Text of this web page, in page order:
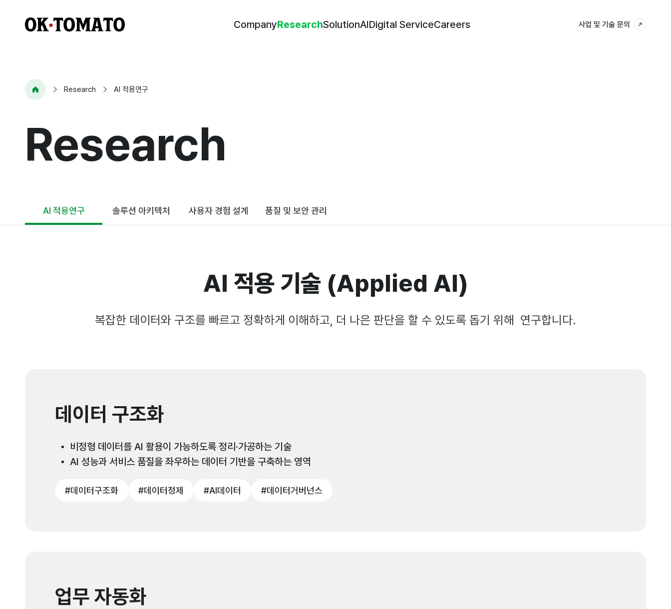
CompanyResearchSolutionAIDigital ServiceCareers
사업 및 기술 문의
Research AI 적용연구
Research
AI 적용연구 솔루션 아키텍처 사용자 경험 설계 품질 및 보안 관리
AI 적용 기술 (Applied AI)
복잡한 데이터와 구조를 빠르고 정확하게 이해하고, 더 나은 판단을 할 수 있도록 돕기 위해 연구합니다.
데이터 구조화
비정형 데이터를 AI 활용이 가능하도록 정리·가공하는 기술
AI 성능과 서비스 품질을 좌우하는 데이터 기반을 구축하는 영역
#데이터구조화 #데이터정제 #AI데이터 #데이터거버넌스
업무 자동화